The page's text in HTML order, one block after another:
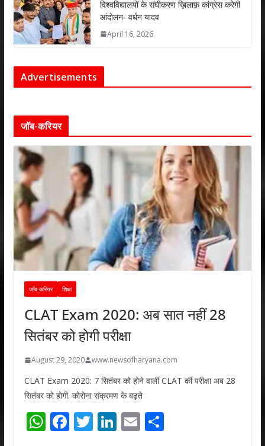
विश्वविद्यालयों के संघीकरण ख़िलाफ़ कांग्रेस करेगी
आंदोलन- वर्धन यादव
April 16, 2026
Advertisements
जॉब-करियर
जॉब-करियर शिक्षा
CLAT Exam 2020: अब सात नहीं 28
सितंबर को होगी परीक्षा
August 29, 2020 www.newsofharyana.com
CLAT Exam 2020: 7 सितंबर को होने वाली CLAT की परीक्षा अब 28
सितंबर को होगी. कोरोना संक्रमण के बढ़ते
W F T Li E S